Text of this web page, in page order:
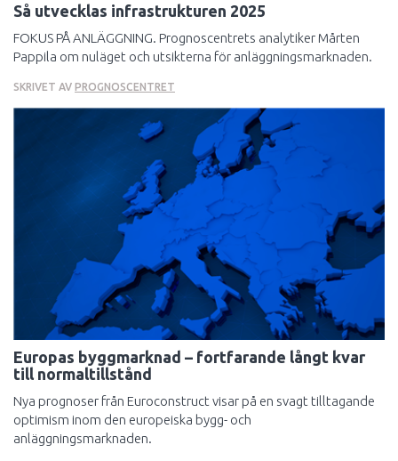
Så utvecklas infrastrukturen 2025
FOKUS PÅ ANLÄGGNING. Prognoscentrets analytiker Mårten
Pappila om nuläget och utsikterna för anläggningsmarknaden.
SKRIVET AV PROGNOSCENTRET
Europas byggmarknad – fortfarande långt kvar
till normaltillstånd
Nya prognoser från Euroconstruct visar på en svagt tilltagande
optimism inom den europeiska bygg- och
anläggningsmarknaden.